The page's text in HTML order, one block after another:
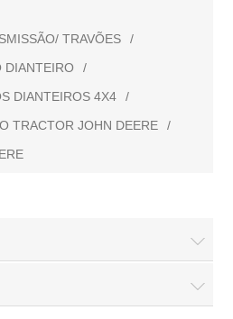
TRAVÕES
/
DIANTEIRO
/
DIANTEIROS 4X4
/
TRACTOR JOHN DEERE
/